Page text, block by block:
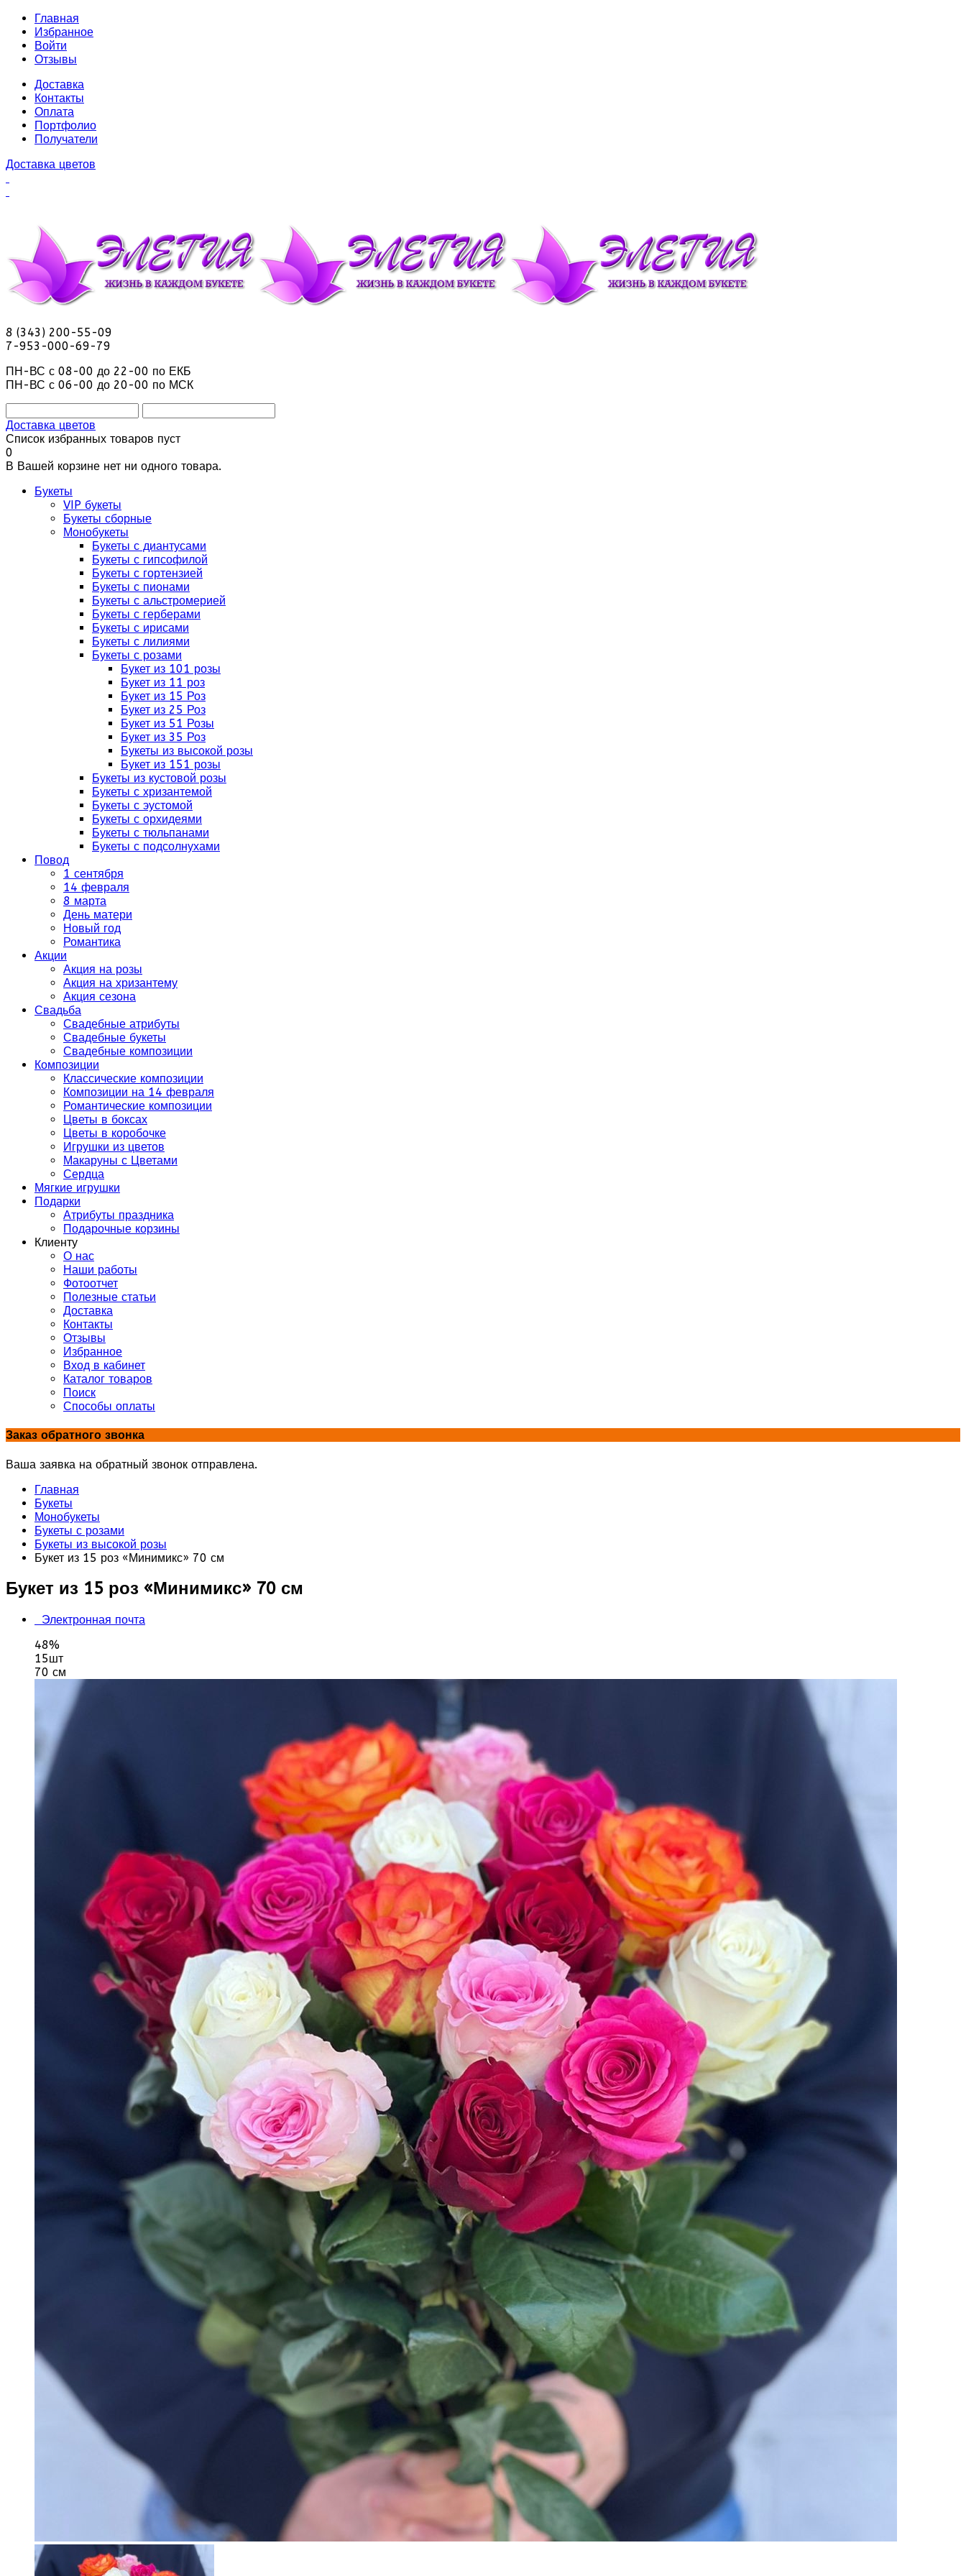
Главная
Избранное
Войти
Отзывы
Доставка
Контакты
Оплата
Портфолио
Получатели
Доставка цветов
8 (343) 200-55-09
7-953-000-69-79
ПН-ВС с 08-00 до 22-00 по ЕКБ
ПН-ВС с 06-00 до 20-00 по МСК
Доставка цветов
Список избранных товаров пуст
0
В Вашей корзине нет ни одного товара.
Букеты
VIP букеты
Букеты сборные
Монобукеты
Букеты с диантусами
Букеты с гипсофилой
Букеты с гортензией
Букеты с пионами
Букеты с альстромерией
Букеты с герберами
Букеты с ирисами
Букеты с лилиями
Букеты с розами
Букет из 101 розы
Букет из 11 роз
Букет из 15 Роз
Букет из 25 Роз
Букет из 51 Розы
Букет из 35 Роз
Букеты из высокой розы
Букет из 151 розы
Букеты из кустовой розы
Букеты с хризантемой
Букеты с эустомой
Букеты с орхидеями
Букеты с тюльпанами
Букеты с подсолнухами
Повод
1 сентября
14 февраля
8 марта
День матери
Новый год
Романтика
Акции
Акция на розы
Акция на хризантему
Акция сезона
Свадьба
Свадебные атрибуты
Свадебные букеты
Свадебные композиции
Композиции
Классические композиции
Композиции на 14 февраля
Романтические композиции
Цветы в боксах
Цветы в коробочке
Игрушки из цветов
Макаруны с Цветами
Сердца
Мягкие игрушки
Подарки
Атрибуты праздника
Подарочные корзины
Клиенту
О нас
Наши работы
Фотоотчет
Полезные статьи
Доставка
Контакты
Отзывы
Избранное
Вход в кабинет
Каталог товаров
Поиск
Способы оплаты
Заказ обратного звонка
Ваша заявка на обратный звонок отправлена.
Главная
Букеты
Монобукеты
Букеты с розами
Букеты из высокой розы
Букет из 15 роз «Минимикс» 70 см
Букет из 15 роз «Минимикс» 70 см
Электронная почта
48%
15шт
70 см